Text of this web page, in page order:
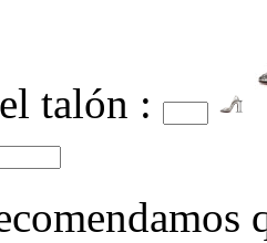
talón :